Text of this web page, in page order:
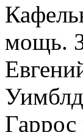
мощь.
Гаррос